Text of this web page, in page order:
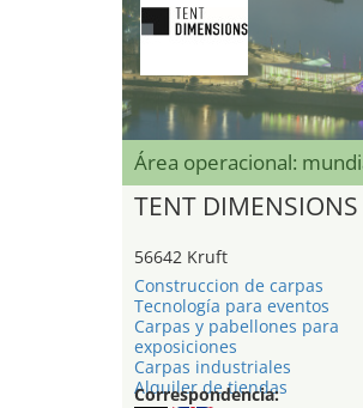
Área operacional:
TENT
56642 Kruft
Construccion de carpas
Tecnología para eventos
Carpas y pabellones para
exposiciones
Carpas industriales
Alquiler de tiendas
Correspondencia: